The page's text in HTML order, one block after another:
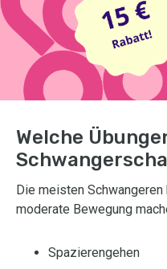
Welche
Die meisten
moderate Bewegung
Spazierengehen